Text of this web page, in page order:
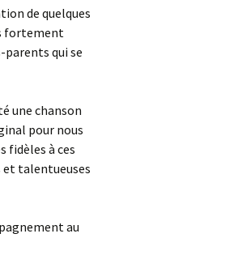
de quelques
fortement
parents qui se
une chanson
pour nous
fidèles à ces
et talentueuses
au